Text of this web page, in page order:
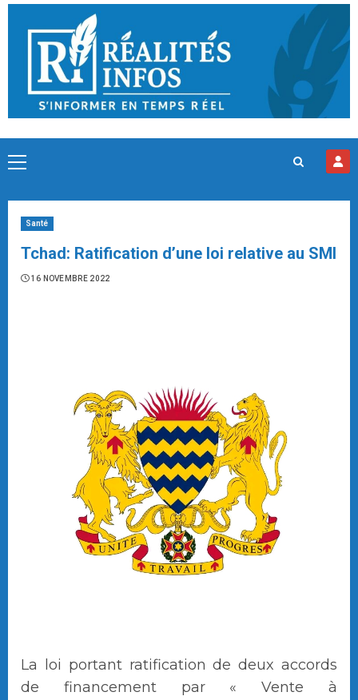
Skip
content
Primary
Santé
Tchad: Ratification d’une loi relative au SMI
16 NOVEMBRE 2022
La loi portant ratification de deux accords
de financement par « Vente à